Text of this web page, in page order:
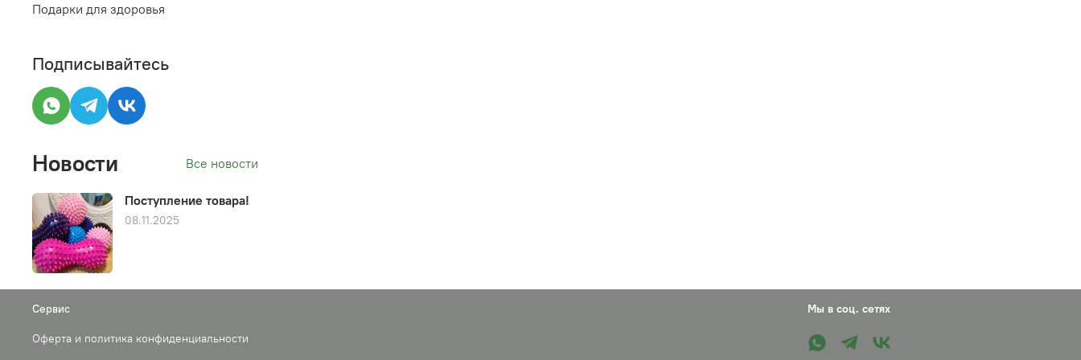
Подарки для здоровья
Подписывайтесь
Новости Все новости
Поступление товара!
08.11.2025
Сервис
Оферта и политика конфиденциальности
Мы в соц. сетях